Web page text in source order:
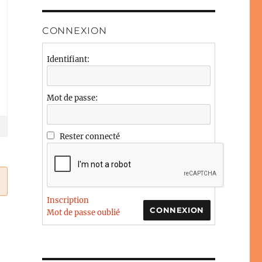
CONNEXION
Identifiant:
Mot de passe:
Rester connecté
CONNEXION
Inscription
Mot de passe oublié